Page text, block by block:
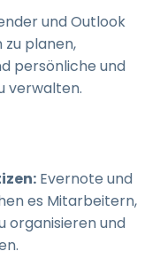
und Outlook
planen,
persönliche und
verwalten.
Evernote und
es Mitarbeitern,
organisieren und